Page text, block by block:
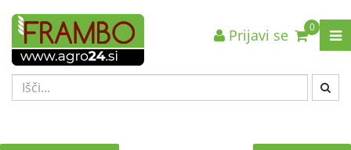
Nazaj en nivo
VRSTA 1
Nazaj en nivo
VRSTA 1
Nazaj en nivo
VRSTA 1
0
Prijavi se